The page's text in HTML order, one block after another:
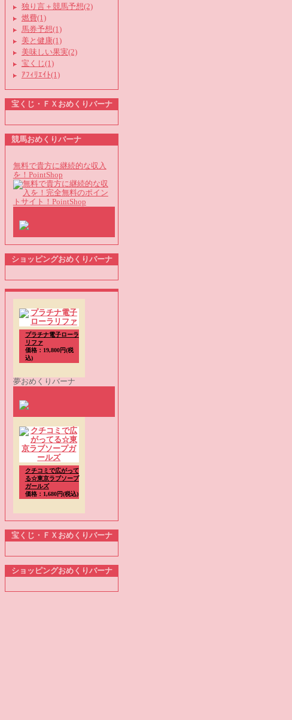
独り言＋競馬予想(2)
燃費(1)
馬券予想(1)
美と健康(1)
美味しい果実(2)
宝くじ(1)
ｱﾌｨﾘｴｲﾄ(1)
宝くじ・ＦＸおめくりバーナ
競馬おめくりバーナ
無料で貴方に継続的な収入
を！PointShop
ショッピングおめくりバーナ
プラチナ電子ローラ
リファ
価格：19,800円(税
込)
夢おめくりバーナ
クチコミで広がって
る☆東京ラブソープ
ガールズ
価格：1,680円(税込)
宝くじ・ＦＸおめくりバーナ
ショッピングおめくりバーナ